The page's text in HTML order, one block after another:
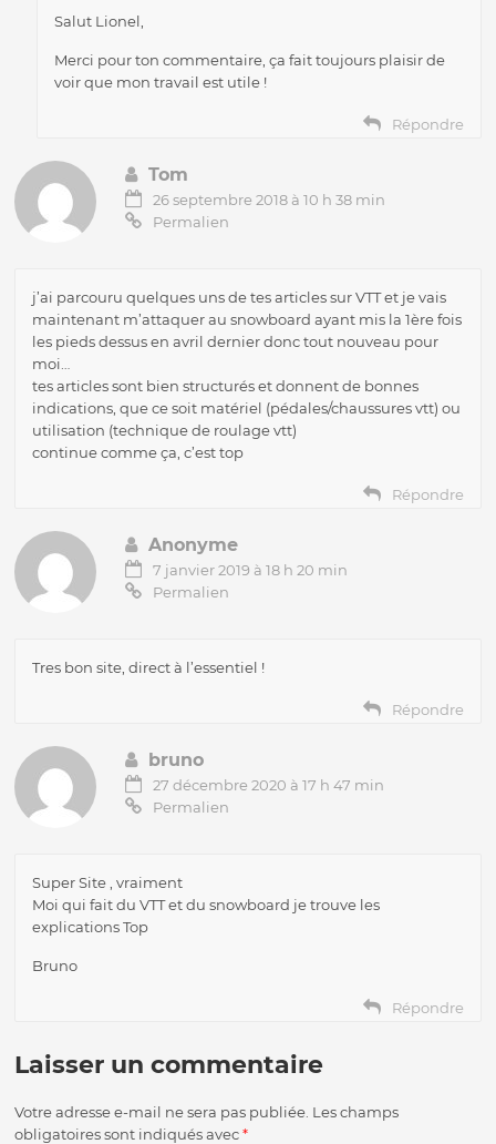
Salut Lionel,
Merci pour ton commentaire, ça fait toujours plaisir de
voir que mon travail est utile !
Répondre
Tom
26 septembre 2018 à 10 h 38 min
Permalien
j’ai parcouru quelques uns de tes articles sur VTT et je vais
maintenant m’attaquer au snowboard ayant mis la 1ère fois
les pieds dessus en avril dernier donc tout nouveau pour
moi…
tes articles sont bien structurés et donnent de bonnes
indications, que ce soit matériel (pédales/chaussures vtt) ou
utilisation (technique de roulage vtt)
continue comme ça, c’est top
Répondre
Anonyme
7 janvier 2019 à 18 h 20 min
Permalien
Tres bon site, direct à l’essentiel !
Répondre
bruno
27 décembre 2020 à 17 h 47 min
Permalien
Super Site , vraiment
Moi qui fait du VTT et du snowboard je trouve les
explications Top
Bruno
Répondre
Laisser un commentaire
Votre adresse e-mail ne sera pas publiée. Les champs
obligatoires sont indiqués avec*